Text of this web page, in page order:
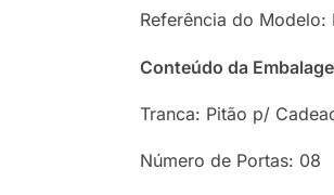
Referência do Modelo:
Conteúdo da
Tranca: Pitão p/
Número de Portas: 08